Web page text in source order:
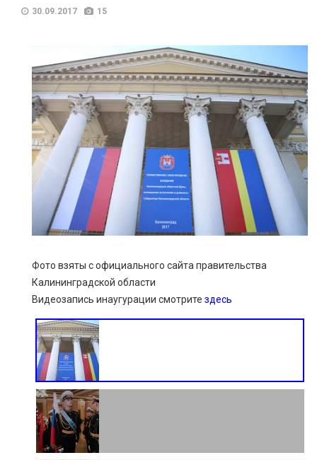
30.09.2017 15
Фото взяты с официального сайта правительства
Калининградской области
Видеозапись инаугурации смотрите здесь